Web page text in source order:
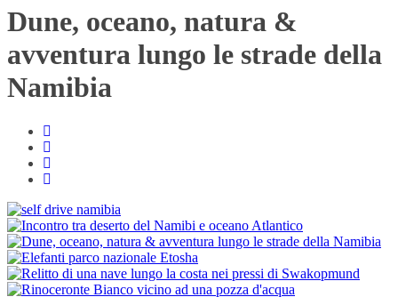
Dune, oceano, natura &
avventura lungo le strade della
Namibia